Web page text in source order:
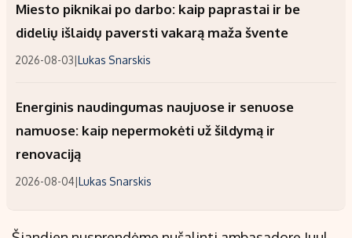
Miesto piknikai po darbo: kaip paprastai ir be
didelių išlaidų paversti vakarą maža švente
2026-08-03|Lukas Snarskis
Energinis naudingumas naujuose ir senuose
namuose: kaip nepermokėti už šildymą ir
renovaciją
2026-08-04|Lukas Snarskis